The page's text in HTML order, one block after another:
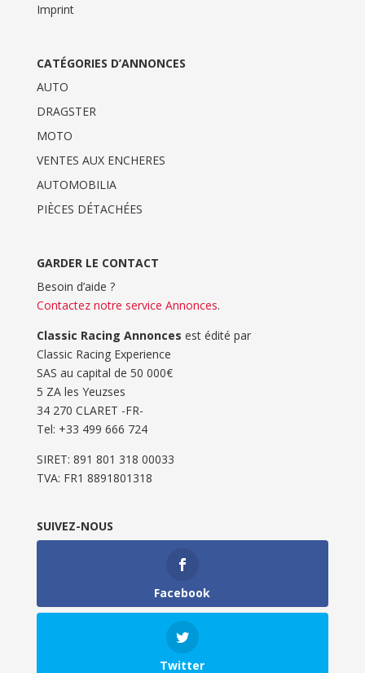
Imprint
CATÉGORIES D’ANNONCES
AUTO
DRAGSTER
MOTO
VENTES AUX ENCHERES
AUTOMOBILIA
PIÈCES DÉTACHÉES
GARDER LE CONTACT
Besoin d’aide ?
Contactez notre service Annonces.
Classic Racing Annonces est édité par
Classic Racing Experience
SAS au capital de 50 000€
5 ZA les Yeuzses
34 270 CLARET -FR-
Tel: ‭+33 499 666 724‬
SIRET: 891 801 318 00033
TVA: FR1 8891801318
SUIVEZ-NOUS
Facebook
Twitter